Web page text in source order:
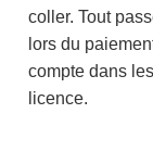
coller. Tout
lors du
compte dans
licence.